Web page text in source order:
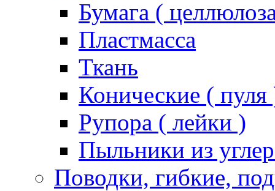
Бумага (
Пластмасса
Ткань
Конические ( пуля
Рупора ( лейки )
Пыльники из
Поводки, гибкие,